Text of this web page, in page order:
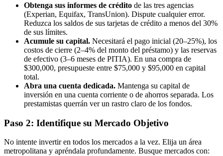
Obtenga sus informes de crédito de las tres agencias
(Experian, Equifax, TransUnion). Dispute cualquier error.
Reduzca los saldos de sus tarjetas de crédito a menos del 30%
de sus límites.
Acumule su capital. Necesitará el pago inicial (20–25%), los
costos de cierre (2–4% del monto del préstamo) y las reservas
de efectivo (3–6 meses de PITIA). En una compra de
$300,000, presupueste entre $75,000 y $95,000 en capital
total.
Abra una cuenta dedicada. Mantenga su capital de
inversión en una cuenta corriente o de ahorros separada. Los
prestamistas querrán ver un rastro claro de los fondos.
Paso 2: Identifique su Mercado Objetivo
No intente invertir en todos los mercados a la vez. Elija un área
metropolitana y apréndala profundamente. Busque mercados con: